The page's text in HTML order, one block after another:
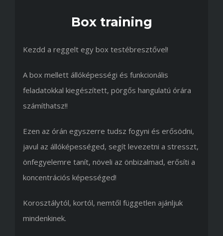
Box training
Kezdd a reggelt egy box testébresztővel!
A box mellett állóképességi és funkcionális
feladatokkal kiegészített, pörgős hangulatú órára
számíthatsz!!
Ezen az órán egyszerre tudsz fogyni és erősödni,
javul az állóképességed, segít levezetni a stresszt,
önfegyelemre tanít, növeli az önbizalmad, erősíti a
koncentrációs képességed!
Korosztálytól, kortól, nemtől független ajánljuk
mindenkinek.